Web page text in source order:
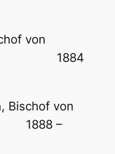
von
1884
Bischof von
–